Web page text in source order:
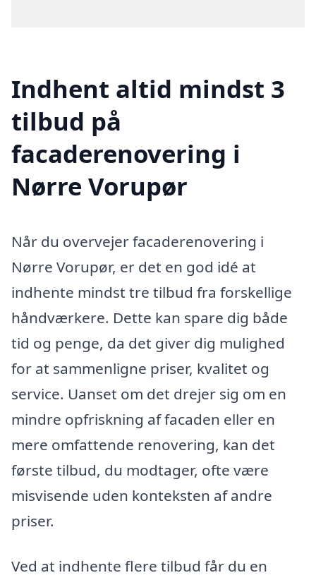
Indhent altid mindst 3
tilbud på
facaderenovering i
Nørre Vorupør
Når du overvejer facaderenovering i
Nørre Vorupør, er det en god idé at
indhente mindst tre tilbud fra forskellige
håndværkere. Dette kan spare dig både
tid og penge, da det giver dig mulighed
for at sammenligne priser, kvalitet og
service. Uanset om det drejer sig om en
mindre opfriskning af facaden eller en
mere omfattende renovering, kan det
første tilbud, du modtager, ofte være
misvisende uden konteksten af andre
priser.
Ved at indhente flere tilbud får du en